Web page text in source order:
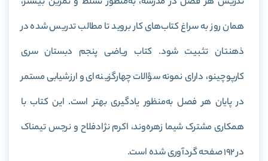
همان روز به سراغ کتاب‌های کار بروید تا مطالب تدریس شده در
ذهنتان تثبیت شود. کتاب ریاضی پنجم دبستان سری
کارپوچینو، دارای نمونه سؤالات چهارگزینه‌ای و ارزشیابی مستمر
در پایان هر فصل به‌منظور یادگیری بهتر است. این کتاب با
همکاری مشترک شیما زهره‌وند، اکرم نژادفلاح و نرجس تیمناک
در 192 صفحه گردآوری شده است.